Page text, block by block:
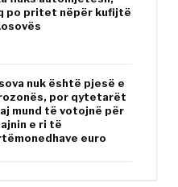
po pritet nëpër kufijtë
nuk është pjesë e
por qytetarët
mund të votojnë për
e ri të
euro